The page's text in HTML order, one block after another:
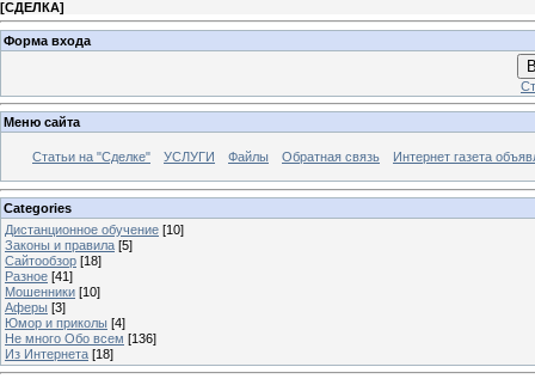
[СДЕЛКА]
Форма входа
Меню сайта
Статьи на "Сделке" УСЛУГИ Файлы Обратная связь Интернет газета
Categories
Дистанционное обучение [10]
Законы и правила [5]
Сайтообзор [18]
Разное [41]
Мошенники [10]
Аферы [3]
Юмор и приколы [4]
Не много Обо всем [136]
Из Интернета [18]